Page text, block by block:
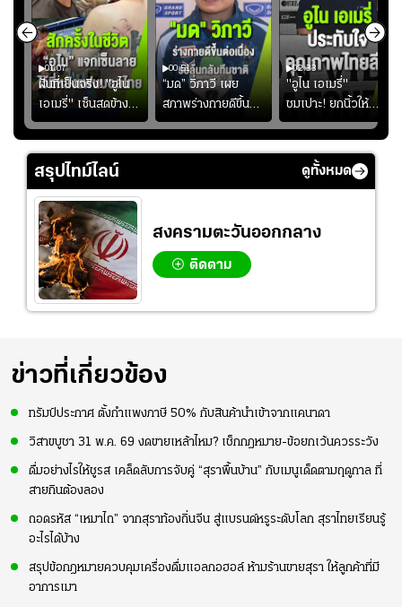
01:07
ฝันที่เป็นจริง! "อูไน
เอเมรี่" เซ็นสดข้าง
รอยสักบนแผ่นหลัง
"คุณเต๊ะ" แฟนพันธุ์
แท้วิลล่า นาน 33 ปี
00:51
“มด” วิภาวี เผย
สภาพร่างกายดีขึ้น
อย่างต่อเนื่อง พร้อม
พยายามลงสนามให้
02:33
"อูไน เอเมรี่"
ชมเปาะ! ยกนิ้วให้
แท็กติกบีจี แฮปปี้
สุดๆ กับการเยือนไทย
สรุปไทม์ไลน์ ดูทั้งหมด
สงครามตะวันออกกลาง
ติดตาม
ข่าวที่เกี่ยวข้อง
ทรัมป์ประกาศ ตั้งกำแพงภาษี 50% กับสินค้านำเข้าจากแคนาดา
วิสาขบูชา 31 พ.ค. 69 งดขายเหล้าไหม? เช็กกฎหมาย-ข้อยกเว้นควรระวัง
ดื่มอย่างไรให้ชูรส เคล็ดลับการจับคู่ “สุราพื้นบ้าน” กับเมนูเด็ดตามฤดูกาล ที่
สายกินต้องลอง
ถอดรหัส “เหมาไถ” จากสุราท้องถิ่นจีน สู่แบรนด์หรูระดับโลก สุราไทยเรียนรู้
อะไรได้บ้าง
สรุปข้อกฎหมายควบคุมเครื่องดื่มแอลกอฮอล์ ห้ามร้านขายสุรา ให้ลูกค้าที่มี
อาการเมา